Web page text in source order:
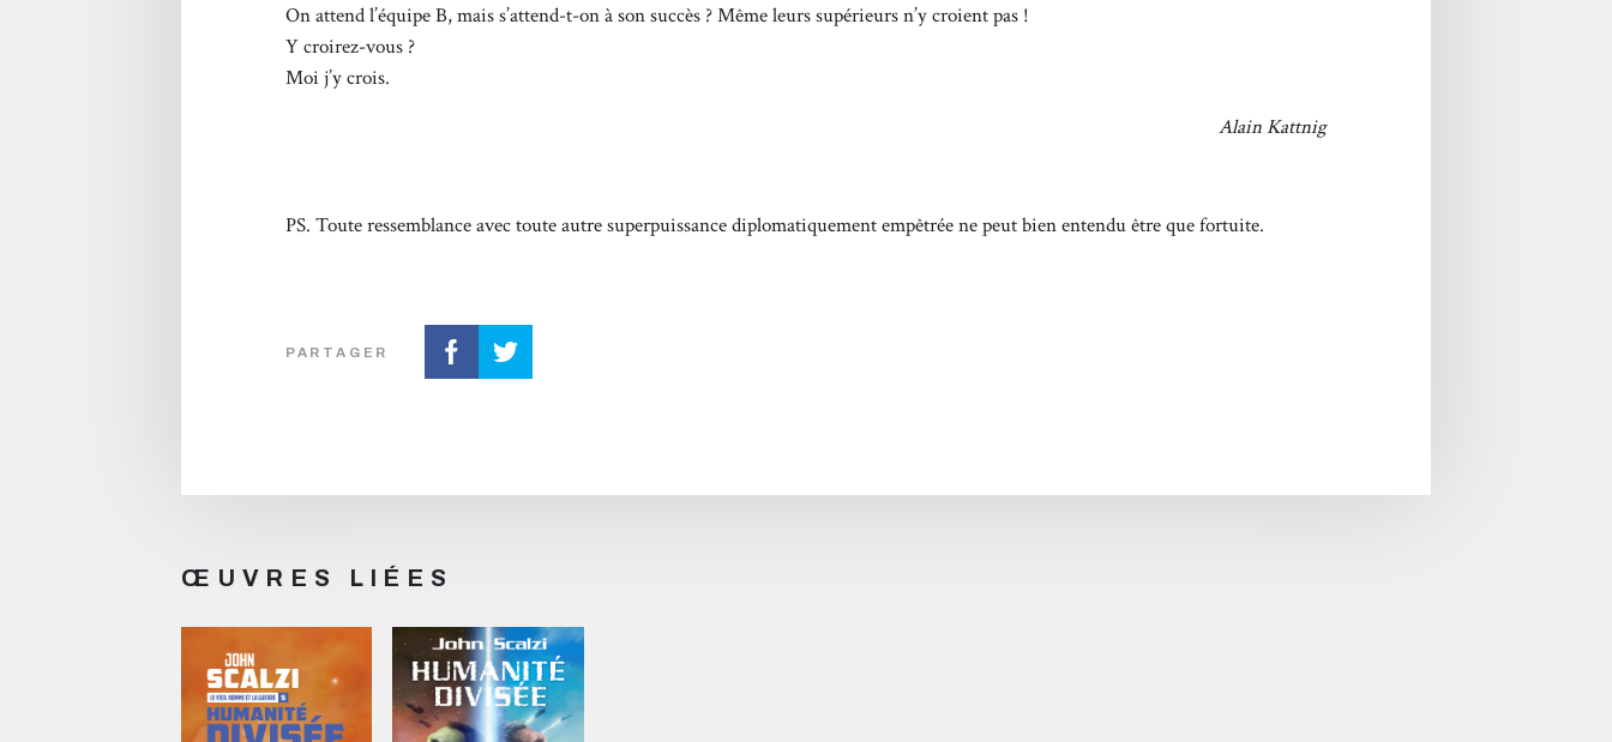
On attend l’équipe B, mais s’attend-t-on à son succès ? Même leurs supérieurs n’y croient pas !
Y croirez-vous ?
Moi j’y crois.
Alain Kattnig
PS. Toute ressemblance avec toute autre superpuissance diplomatiquement empêtrée ne peut bien entendu être que fortuite.
PARTAGER
ŒUVRES LIÉES